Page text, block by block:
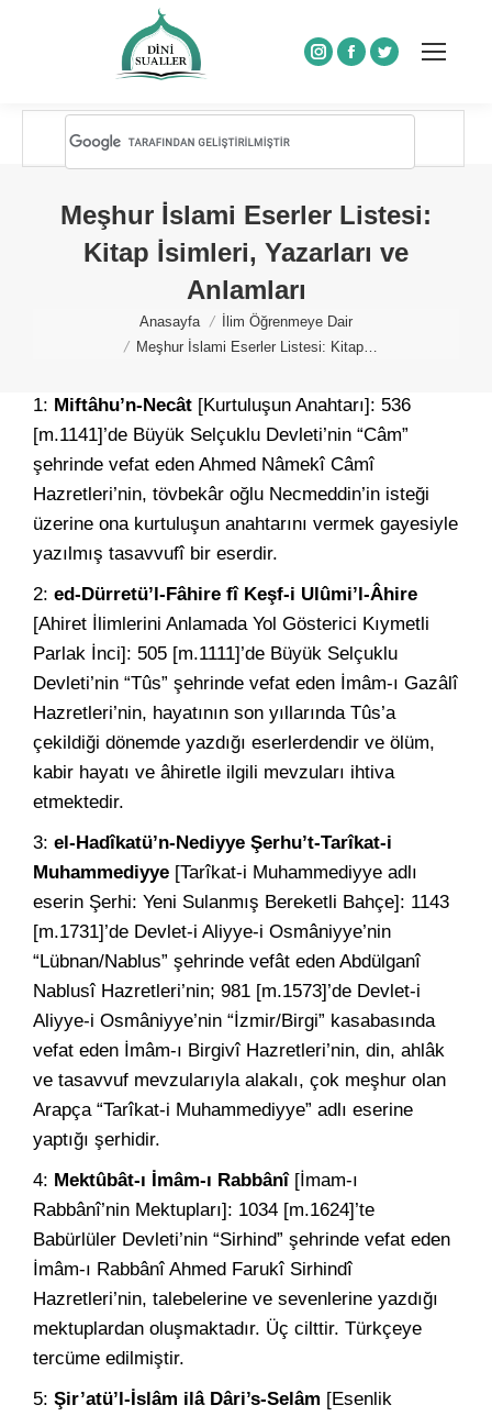
Instagram
Facebook
Twitter
Meşhur İslami Eserler Listesi:
Kitap İsimleri, Yazarları ve
Anlamları
You are here:Anasayfa
İlim Öğrenmeye Dair
Meşhur İslami Eserler Listesi: Kitap…
1: Miftâhu’n-Necât [Kurtuluşun Anahtarı]: 536
[m.1141]’de Büyük Selçuklu Devleti’nin “Câm”
şehrinde vefat eden Ahmed Nâmekî Câmî
Hazretleri’nin, tövbekâr oğlu Necmeddin’in isteği
üzerine ona kurtuluşun anahtarını vermek gayesiyle
yazılmış tasavvufî bir eserdir.
2: ed-Dürretü’l-Fâhire fî Keşf-i Ulûmi’l-Âhire
[Ahiret İlimlerini Anlamada Yol Gösterici Kıymetli
Parlak İnci]: 505 [m.1111]’de Büyük Selçuklu
Devleti’nin “Tûs” şehrinde vefat eden İmâm-ı Gazâlî
Hazretleri’nin, hayatının son yıllarında Tûs’a
çekildiği dönemde yazdığı eserlerdendir ve ölüm,
kabir hayatı ve âhiretle ilgili mevzuları ihtiva
etmektedir.
3: el-Hadîkatü’n-Nediyye Şerhu’t-Tarîkat-i
Muhammediyye [Tarîkat-i Muhammediyye adlı
eserin Şerhi: Yeni Sulanmış Bereketli Bahçe]: 1143
[m.1731]’de Devlet-i Aliyye-i Osmâniyye’nin
“Lübnan/Nablus” şehrinde vefât eden Abdülganî
Nablusî Hazretleri’nin; 981 [m.1573]’de Devlet-i
Aliyye-i Osmâniyye’nin “İzmir/Birgi” kasabasında
vefat eden İmâm-ı Birgivî Hazretleri’nin, din, ahlâk
ve tasavvuf mevzularıyla alakalı, çok meşhur olan
Arapça “Tarîkat-i Muhammediyye” adlı eserine
yaptığı şerhidir.
4: Mektûbât-ı İmâm-ı Rabbânî[İmam-ı
Rabbânî’nin Mektupları]: 1034 [m.1624]’te
Babürlüler Devleti’nin “Sirhind” şehrinde vefat eden
İmâm-ı Rabbânî Ahmed Farukî Sirhindî
Hazretleri’nin, talebelerine ve sevenlerine yazdığı
mektuplardan oluşmaktadır. Üç cilttir. Türkçeye
tercüme edilmiştir.
5: Şir’atü’l-İslâm ilâ Dâri’s-Selâm [Esenlik